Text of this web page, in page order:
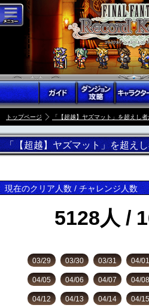
トップページ 「【超越】ヤズマット」を超えし
「【超越】ヤズマット」を超え
現在のクリア人数 / チャレンジ人数
5128人 /
03/29 03/30 03/31 04/01
04/05 04/06 04/07 04/08
04/12 04/13 04/14 04/15